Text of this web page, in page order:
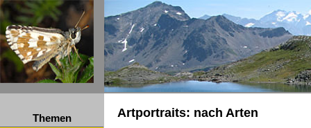
Themen Artportraits: nach Arten